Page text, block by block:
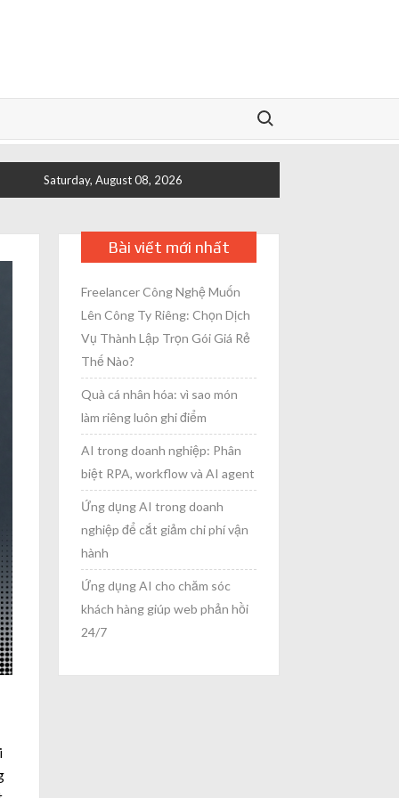
Search for:
Saturday, August 08, 2026
Bài viết mới nhất
Freelancer Công Nghệ Muốn
Lên Công Ty Riêng: Chọn Dịch
Vụ Thành Lập Trọn Gói Giá Rẻ
Thế Nào?
Quà cá nhân hóa: vì sao món
làm riêng luôn ghi điểm
AI trong doanh nghiệp: Phân
biệt RPA, workflow và AI agent
Ứng dụng AI trong doanh
nghiệp để cắt giảm chi phí vận
hành
Ứng dụng AI cho chăm sóc
khách hàng giúp web phản hồi
24/7